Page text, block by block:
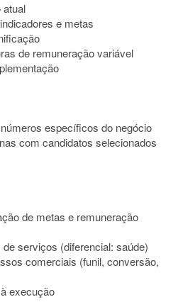
atual
e metas
de remuneração variável
específicos do negócio
com candidatos selecionados
de metas e remuneração
serviços (diferencial: saúde)
comerciais (funil, conversão,
execução